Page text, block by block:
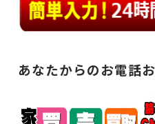
あなたからのお電話